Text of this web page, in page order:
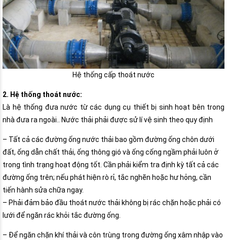
Hệ thống cấp thoát nước
2. Hệ thống thoát nước:
Là hệ thống đưa nước từ các dụng cụ thiết bị sinh hoạt bên trong
nhà đưa ra ngoài.. Nước thải phải được sử lí vệ sinh theo quy định
– Tất cả các đường ống nước thải bao gồm đường ống chôn dưới
đất, ống dẫn chất thải, ống thông gió và ống cống ngầm phải luôn ở
trong tình trạng hoạt động tốt. Cần phải kiểm tra định kỳ tất cả các
đường ống trên; nếu phát hiện rò rỉ, tắc nghẽn hoặc hư hỏng, cần
tiến hành sửa chữa ngay.
– Phải đảm bảo đầu thoát nước thải không bị rác chặn hoặc phải có
lưới để ngăn rác khỏi tắc đường ống.
– Để ngăn chặn khí thải và côn trùng trong đường ống xâm nhập vào